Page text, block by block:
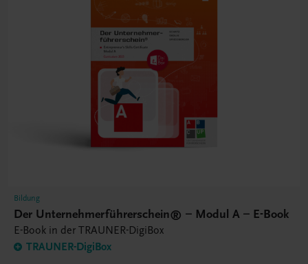
Bildung
Der Unternehmerführerschein® – Modul A – E-Book
E-Book in der TRAUNER-DigiBox
TRAUNER-DigiBox